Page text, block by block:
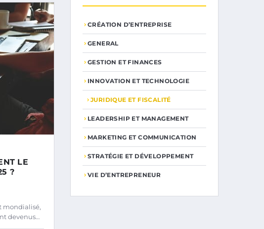
LE
?
mondialisé,
devenus…
CRÉATION D’ENTREPRISE
GENERAL
GESTION ET FINANCES
INNOVATION ET TECHNOLOGIE
JURIDIQUE ET FISCALITÉ
LEADERSHIP ET MANAGEMENT
MARKETING ET COMMUNICATION
STRATÉGIE ET DÉVELOPPEMENT
VIE D’ENTREPRENEUR